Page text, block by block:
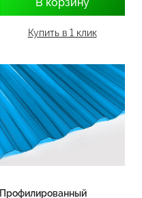
Купить в 1 клик
Профилированный